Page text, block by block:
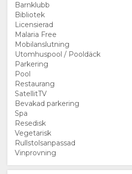
VÄGBESKRIVNING
ÄNDRA
SPRÅK
TYSK
SPANSKA
FRANSK
ITALIENSK
HOLLÄNDSKA
Barnklubb
Bibliotek
Licensierad
Malaria Free
Mobilanslutning
Utomhuspool / Pooldäck
Parkering
Pool
Restaurang
SatellitTV
Bevakad parkering
Spa
Resedisk
Vegetarisk
Rullstolsanpassad
Vinprovning